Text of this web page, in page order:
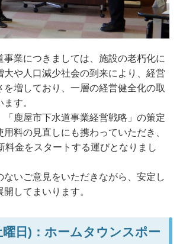
事業につきましては、施設の老朽化に
大や人口減少社会の到来により、経営
を増しており、一層の経営健全化の取
す。
「鹿屋市下水道事業経営戦略」の策定
料の見直しにも携わっていただき、
料金をスタートする運びとなりまし
ないご意見をいただきながら、安定し
してまいります。
曜日)：ホームタウンスポー